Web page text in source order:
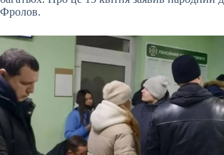
Фролов.